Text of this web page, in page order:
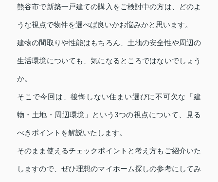
熊谷市で新築一戸建ての購入をご検討中の方は、どのよ
うな視点で物件を選べば良いかお悩みかと思います。
建物の間取りや性能はもちろん、土地の安全性や周辺の
生活環境についても、気になるところではないでしょう
か。
そこで今回は、後悔しない住まい選びに不可欠な「建
物・土地・周辺環境」という3つの視点について、見る
べきポイントを解説いたします。
そのまま使えるチェックポイントと考え方もご紹介いた
しますので、ぜひ理想のマイホーム探しの参考にしてみ